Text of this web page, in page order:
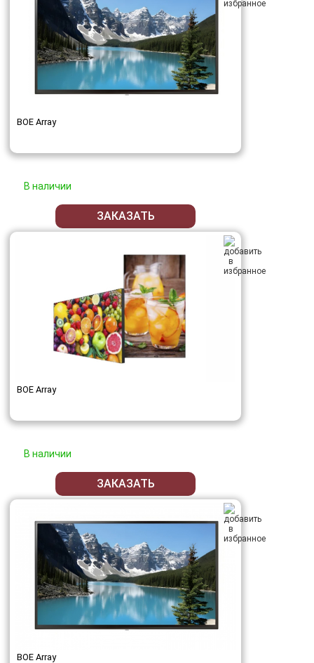
BOE Array
В наличии
ЗАКАЗАТЬ
BOE Array
В наличии
ЗАКАЗАТЬ
BOE Array